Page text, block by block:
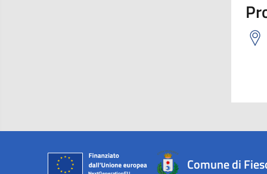
Comune di